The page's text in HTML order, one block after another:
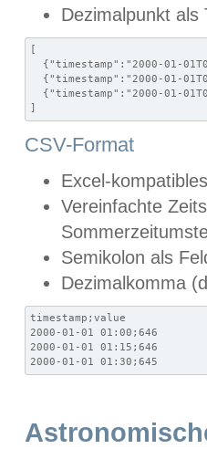
Dezimalpunkt als
[
{"timestamp":"2000-01-
{"timestamp":"2000-01-
{"timestamp":"2000-01-
]
CSV-Format
Excel-
Vereinfachte
Semikolon als
Dezimalkomma
timestamp;value
2000-01-01 01:00;646
2000-01-01 01:15;646
2000-01-01 01:30;645